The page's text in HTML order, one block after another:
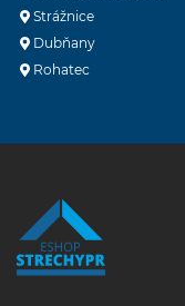
Strážnice
Dubňany
Rohatec